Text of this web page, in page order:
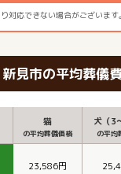
対応できない場合がございます。
新見市の平均葬儀
猫
の平均葬儀価格
犬（3
の平均
23,586円